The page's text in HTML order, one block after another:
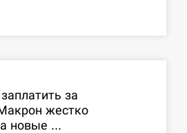
рекордний спалах
ROZETKA и “Новая
об…
за
жестко
новые ...